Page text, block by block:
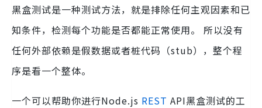
黑盒测试是一种测试方法，就是排除任何主观因素和已
知条件，检测每个功能是否都能正常使用。 所以没有
任何外部依赖是假数据或者桩代码（stub），整个程
序是看一个整体。
一个可以帮助你进行Node.js REST API黑盒测试的工